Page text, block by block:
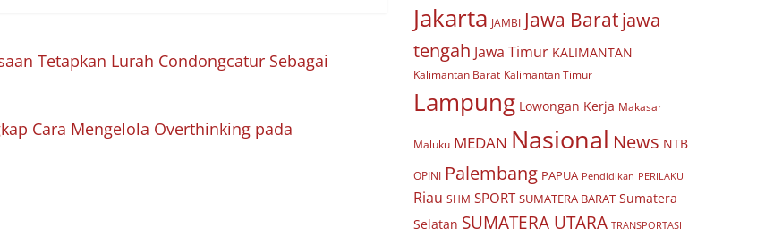
Tetapkan Lurah Condongcatur Sebagai
Cara Mengelola Overthinking pada
Jakarta JAMBI Jawa Baratjawa
tengah Jawa Timur KALIMANTAN
Kalimantan Barat Kalimantan Timur
Lampung Lowongan Kerja Makasar
Maluku MEDAN Nasional News NTB
OPINI Palembang PAPUA Pendidikan PERILAKU
Riau SHM SPORT SUMATERA BARAT Sumatera
Selatan SUMATERA UTARA TRANSPORTASI